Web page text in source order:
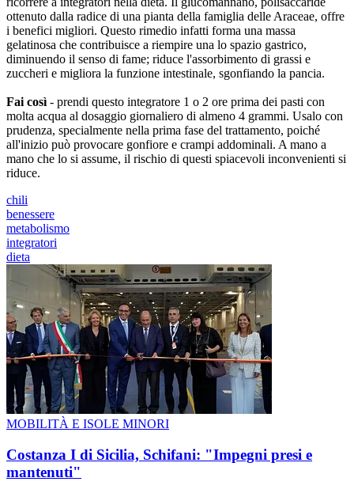
ottenuto dalla radice di una pianta della famiglia delle Araceae, offre
i benefici migliori. Questo rimedio infatti forma una massa
gelatinosa che contribuisce a riempire una lo spazio gastrico,
diminuendo il senso di fame; riduce l'assorbimento di grassi e
zuccheri e migliora la funzione intestinale, sgonfiando la pancia.
Fai così - prendi questo integratore 1 o 2 ore prima dei pasti con
molta acqua al dosaggio giornaliero di almeno 4 grammi. Usalo con
prudenza, specialmente nella prima fase del trattamento, poiché
all'inizio può provocare gonfiore e crampi addominali. A mano a
mano che lo si assume, il rischio di questi spiacevoli inconvenienti si
riduce.
chili
benessere
metabolismo
integratori
dieta
MOBILITÀ E ISOLE MINORI
Costanza I di Sicilia, Schifani: "Impegni presi e
mantenuti"